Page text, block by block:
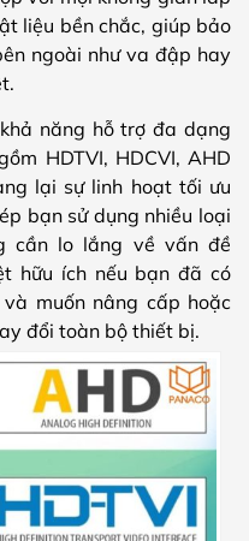
liệu bền chắc, giúp bảo
ngoài như va đập hay
năng hỗ trợ đa dạng
HDTVI, HDCVI, AHD
lại sự linh hoạt tối ưu
bạn sử dụng nhiều loại
cần lo lắng về vấn đề
hữu ích nếu bạn đã có
muốn nâng cấp hoặc
đổi toàn bộ thiết bị.